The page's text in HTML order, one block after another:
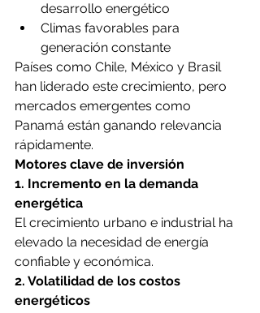
desarrollo energético
Climas favorables para
generación constante
Países como Chile, México y Brasil
han liderado este crecimiento, pero
mercados emergentes como
Panamá están ganando relevancia
rápidamente.
Motores clave de inversión
1. Incremento en la demanda
energética
El crecimiento urbano e industrial ha
elevado la necesidad de energía
confiable y económica.
2. Volatilidad de los costos
energéticos